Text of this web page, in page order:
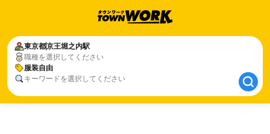
東京都京王堀之内駅
職種を選択してください
服装自由
キーワードを選択してください
東京都京王堀之内駅
服装自由